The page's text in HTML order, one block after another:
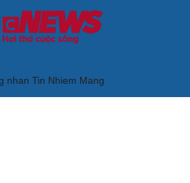
quyền lớn cho Petrovietnam
hưu sĩ quan quân đội, tùy đặc thù